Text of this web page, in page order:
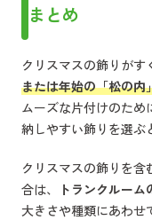
まとめ
クリスマスの飾りがす
または年始の「松の内
ムーズな片付けのた
納しやすい飾りを選ぶ
クリスマスの飾りを
合は、
トランクルー
大きさや種類にあわせ